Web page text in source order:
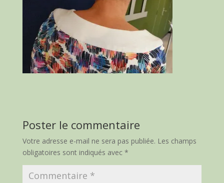
Poster le commentaire
Votre adresse e-mail ne sera pas publiée. Les champs
obligatoires sont indiqués avec *